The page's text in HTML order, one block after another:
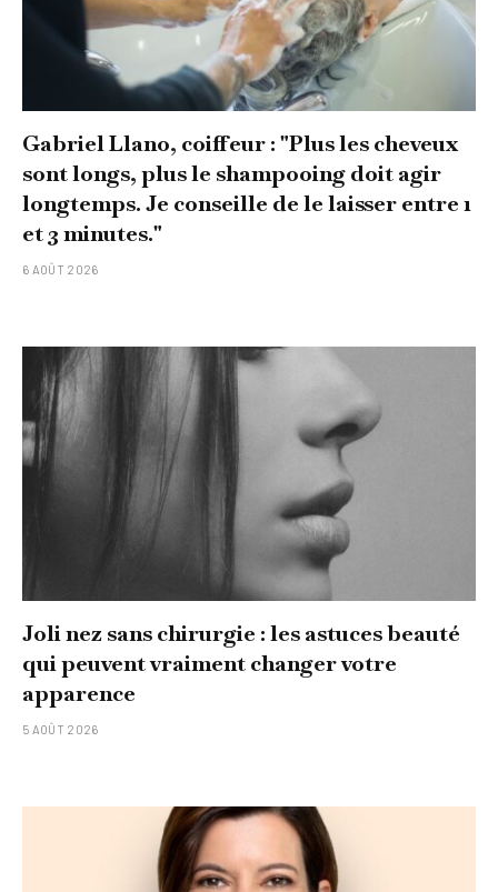
Gabriel Llano, coiffeur : "Plus les cheveux
sont longs, plus le shampooing doit agir
longtemps. Je conseille de le laisser entre 1
et 3 minutes."
6 AOÛT 2026
Joli nez sans chirurgie : les astuces beauté
qui peuvent vraiment changer votre
apparence
5 AOÛT 2026